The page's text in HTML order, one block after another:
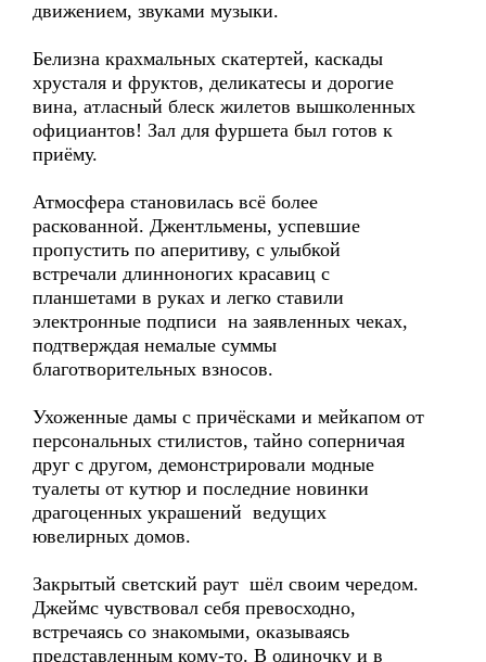
движением, звуками музыки.
Белизна крахмальных скатертей, каскады
хрусталя и фруктов, деликатесы и дорогие
вина, атласный блеск жилетов вышколенных
официантов! Зал для фуршета был готов к
приёму.
Атмосфера становилась всё более
раскованной. Джентльмены, успевшие
пропустить по аперитиву, с улыбкой
встречали длинноногих красавиц с
планшетами в руках и легко ставили
электронные подписи на заявленных чеках,
подтверждая немалые суммы
благотворительных взносов.
Ухоженные дамы с причёсками и мейкапом от
персональных стилистов, тайно соперничая
друг с другом, демонстрировали модные
туалеты от кутюр и последние новинки
драгоценных украшений ведущих
ювелирных домов.
Закрытый светский раут шёл своим чередом.
Джеймс чувствовал себя превосходно,
встречаясь со знакомыми, оказываясь
представленным кому-то. В одиночку и в